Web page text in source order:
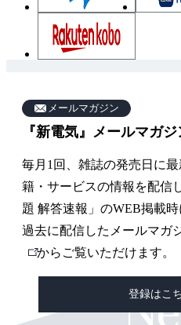
誌
連
ペ
ー
ジ
メールマガジン
『新電気』メールマガジ
毎月1回、雑誌の発売日に
籍・サービスの情報を配信
題 解答速報」のWEB掲載時
過去に配信したメールマガ
外
部
ン
からご覧いただけます。
登録はこ